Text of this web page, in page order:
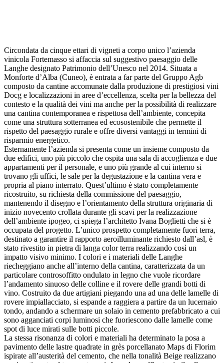
Circondata da cinque ettari di vigneti a corpo unico l’azienda
vinicola Fortemasso si affaccia sul suggestivo paesaggio delle
Langhe designato Patrimonio dell’Unesco nel 2014. Situata a
Monforte d’Alba (Cuneo), è entrata a far parte del Gruppo Agb
composto da cantine accomunate dalla produzione di prestigiosi vini
Docg e localizzazioni in aree d’eccellenza, scelta per la bellezza del
contesto e la qualità dei vini ma anche per la possibilità di realizzare
una cantina contemporanea e rispettosa dell’ambiente, concepita
come una struttura sotterranea ed ecosostenibile che permette il
rispetto del paesaggio rurale e offre diversi vantaggi in termini di
risparmio energetico.
Esternamente l’azienda si presenta come un insieme composto da
due edifici, uno più piccolo che ospita una sala di accoglienza e due
appartamenti per il personale, e uno più grande al cui interno si
trovano gli uffici, le sale per la degustazione e la cantina vera e
propria al piano interrato. Quest’ultimo è stato completamente
ricostruito, su richiesta della commissione del paesaggio,
mantenendo il disegno e l’orientamento della struttura originaria di
inizio novecento crollata durante gli scavi per la realizzazione
dell’ambiente ipogeo, ci spiega l’architetto Ivana Boglietti che si è
occupata del progetto. L’unico prospetto completamente fuori terra,
destinato a garantire il rapporto aeroilluminante richiesto dall’asl, è
stato rivestito in pietra di langa color terra realizzando così un
impatto visivo minimo. I colori e i materiali delle Langhe
riecheggiano anche all’interno della cantina, caratterizzata da un
particolare controsoffitto ondulato in legno che vuole ricordare
l’andamento sinuoso delle colline e il rovere delle grandi botti di
vino. Costruito da due artigiani piegando una ad una delle lamelle di
rovere impiallacciato, si espande a raggiera a partire da un lucernaio
tondo, andando a schermare un solaio in cemento prefabbricato a cui
sono agganciati corpi luminosi che fuoriescono dalle lamelle come
spot di luce mirati sulle botti piccole.
La stessa risonanza di colori e materiali ha determinato la posa a
pavimento delle lastre quadrate in grès porcellanato Maps di Florim
ispirate all’austerità del cemento, che nella tonalità Beige realizzano